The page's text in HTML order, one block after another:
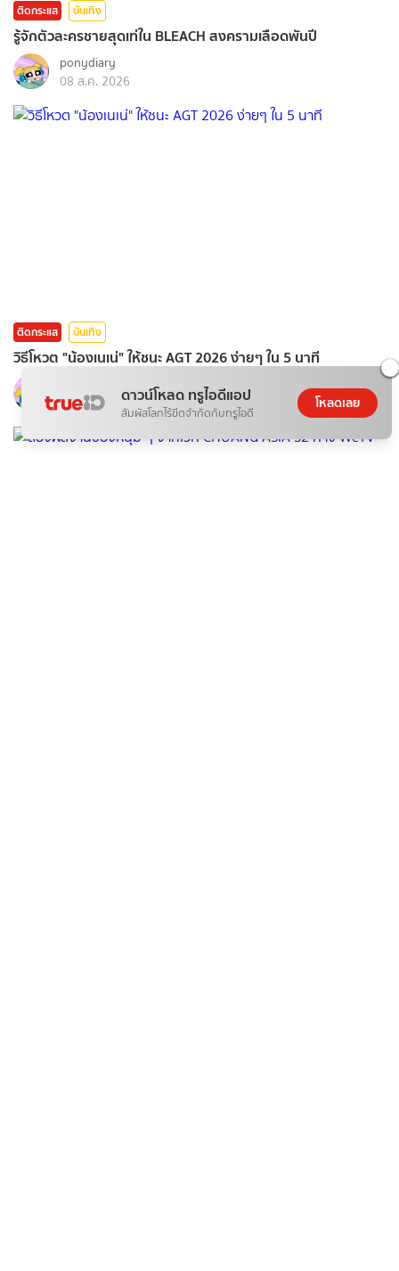
ติดกระแส บันเทิง
รู้จักตัวละครชายสุดเท่ใน BLEACH สงครามเลือดพันปี
ponydiary
08 ส.ค. 2026
ติดกระแส บันเทิง
วิธีโหวต "น้องเนเน่" ให้ชนะ AGT 2026 ง่ายๆ ใน 5 นาที
08 ส.ค. 2026ดาวน์โหลด ทรูไอดีแอป
สัมผัสโลกไร้ขีดจำกัดกับทรูไอดี
โหลดเลย